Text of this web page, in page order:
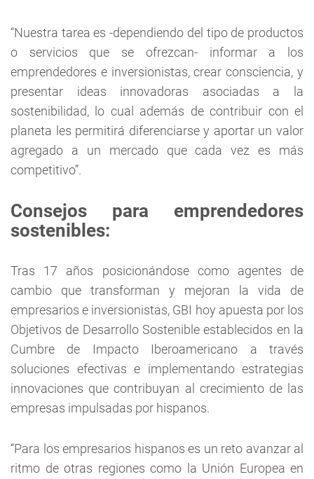
“Nuestra tarea es -dependiendo del tipo de productos
o servicios que se ofrezcan- informar a los
emprendedores e inversionistas, crear consciencia, y
presentar ideas innovadoras asociadas a la
sostenibilidad, lo cual además de contribuir con el
planeta les permitirá diferenciarse y aportar un valor
agregado a un mercado que cada vez es más
competitivo”.
Consejos para emprendedores
sostenibles:
Tras 17 años posicionándose como agentes de
cambio que transforman y mejoran la vida de
empresarios e inversionistas, GBI hoy apuesta por los
Objetivos de Desarrollo Sostenible establecidos en la
Cumbre de Impacto Iberoamericano a través
soluciones efectivas e implementando estrategias
innovaciones que contribuyan al crecimiento de las
empresas impulsadas por hispanos.
“Para los empresarios hispanos es un reto avanzar al
ritmo de otras regiones como la Unión Europea en